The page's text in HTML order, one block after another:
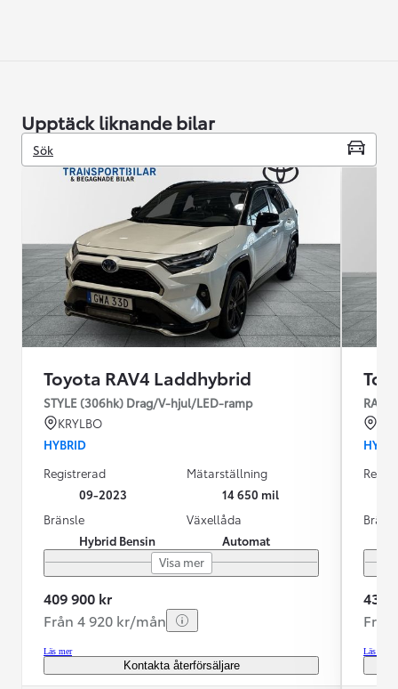
Upptäck liknande bilar
Sök
Toyota RAV4 Laddhybrid
STYLE (306hk) Drag/V-hjul/LED-ramp
KRYLBO
HYBRID
Registrerad
09-2023
Mätarställning
14 650 mil
Bränsle
Hybrid Bensin
Växellåda
Automat
Visa mer
409 900 kr
Från 4 920 kr/mån
Läs mer
Kontakta återförsäljare
RAV4
439
Läs mer